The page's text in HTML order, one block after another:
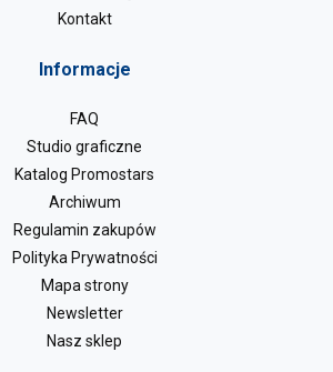
Kontakt
Informacje
FAQ
Studio graficzne
Katalog Promostars
Archiwum
Regulamin zakupów
Polityka Prywatności
Mapa strony
Newsletter
Nasz sklep